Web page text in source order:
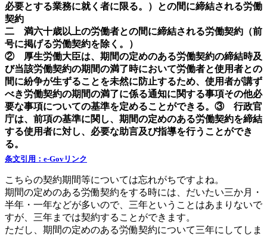
必要とする業務に就く者に限る。）との間に締結される労働
契約
二 満六十歳以上の労働者との間に締結される労働契約（前
号に掲げる労働契約を除く。）
② 厚生労働大臣は、期間の定めのある労働契約の締結時及
び当該労働契約の期間の満了時において労働者と使用者との
間に紛争が生ずることを未然に防止するため、使用者が講ず
べき労働契約の期間の満了に係る通知に関する事項その他必
要な事項についての基準を定めることができる。③ 行政官
庁は、前項の基準に関し、期間の定めのある労働契約を締結
する使用者に対し、必要な助言及び指導を行うことができ
る。
条文引用：e-Govリンク
こちらの契約期間等については忘れがちですよね。
期間の定めのある労働契約をする時には、だいたい三か月・
半年・一年などが多いので、三年ということはあまりないで
すが、三年までは契約することができます。
ただし、期間の定めのある労働契約について三年にしてしま